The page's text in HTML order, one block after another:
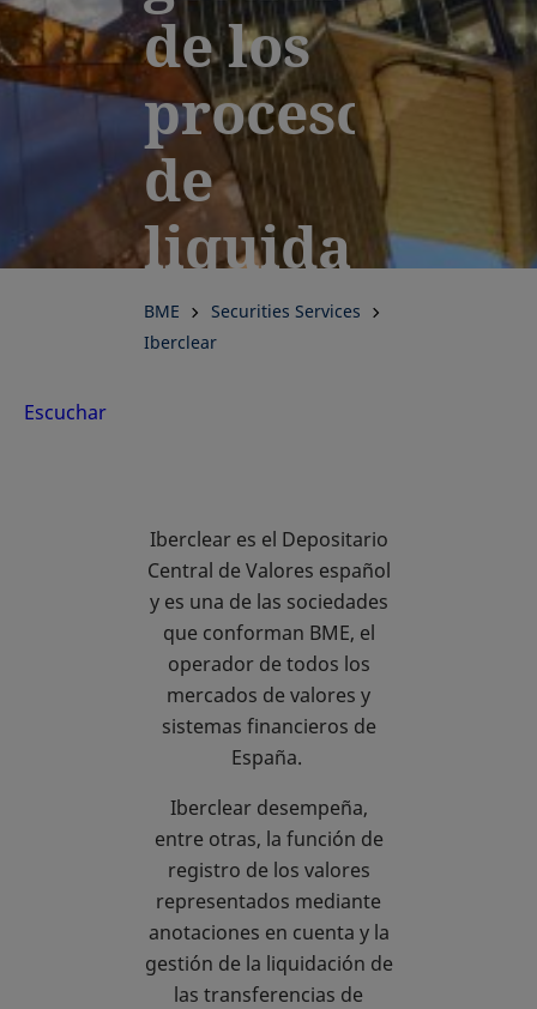
de los
procesos
de
liquidación
y
mercados
financieros
españoles
BME
Securities Services
Iberclear
Escuchar
Iberclear es el Depositario
Central de Valores español
y es una de las sociedades
que conforman BME, el
operador de todos los
mercados de valores y
sistemas financieros de
España.
Iberclear desempeña,
entre otras, la función de
registro de los valores
representados mediante
anotaciones en cuenta y la
gestión de la liquidación de
las transferencias de